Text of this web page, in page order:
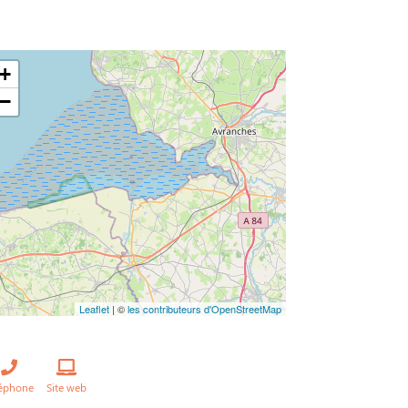
+
−
Leaflet| ©les contributeurs d'OpenStreetMap
Site web